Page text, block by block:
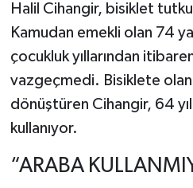
Halil Cihangir, bisiklet
Kamudan emekli olan 74
çocukluk yıllarından
vazgeçmedi. Bisiklete
dönüştüren Cihangir, 64
kullanıyor.
“ARABA